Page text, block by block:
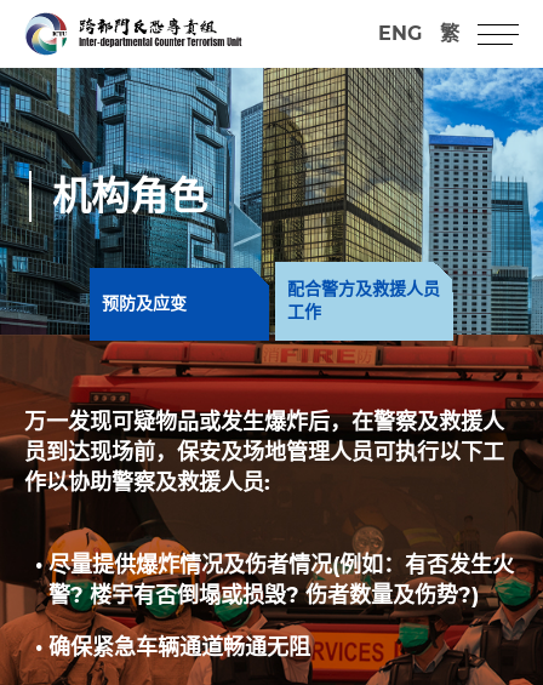
ENG 繁
机构角色
预防及应变
配合警方及救援人员
工作
万一发现可疑物品或发生爆炸后，在警察及救援人
员到达现场前，保安及场地管理人员可执行以下工
作以协助警察及救援人员:
尽量提供爆炸情况及伤者情况(例如：有否发生火
警? 楼宇有否倒塌或损毁? 伤者数量及伤势?)
确保紧急车辆通道畅通无阻